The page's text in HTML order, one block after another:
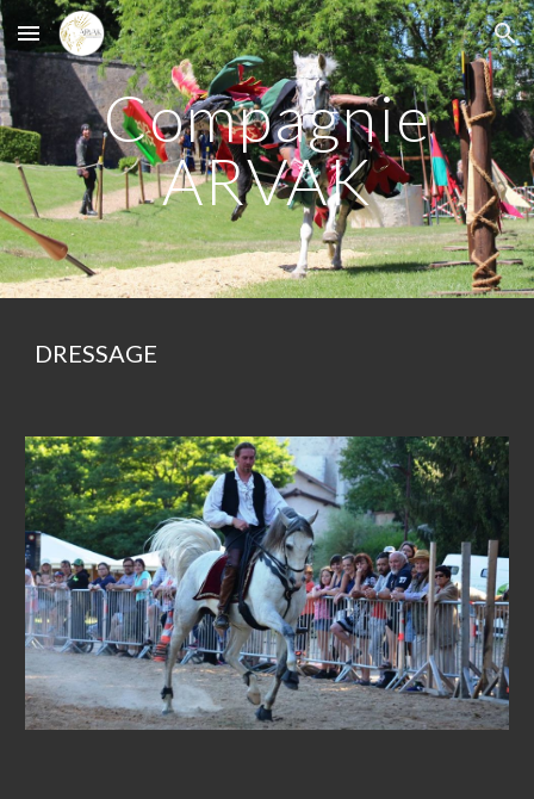
Skip to main content Skip to navigation
Compagnie
ARVAK
DRESSAGE